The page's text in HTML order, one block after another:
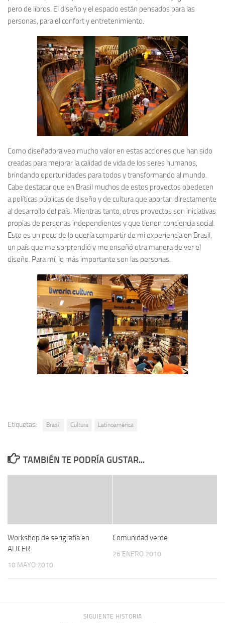
pero de libros. El diseño y el espacio están pensados para las
personas, para el confort y entretenimiento.
Como diseñadora veo mucho valor en estas acciones que han sido
creadas para mejorar la calidad de vida de los seres humanos,
brindando oportunidades para todos y transformando al mundo.
Cabe destacar que en Brasil muchos de estos proyectos obedecen
a políticas públicas de diseño y de cultura que aportan directamente
al desarrollo del país. Mientras tanto, otros proyectos son iniciativas
propias de personas independientes y que tienen conciencia social.
Esto es un poco de lo quería compartir de mi experiencia en Brasil,
un país que me sorprendió y me enseñó otra manera de ver el
diseño. Para mí, lo más importante son las personas.
Etiquetas: Brasil Cultura Latinoamérica
TAMBIÉN TE PODRÍA GUSTAR...
Workshop de serigrafía en
ALICER
10 MAYO 2010
Comunidad verde
26 ENERO 2010
SIGUIENTE HISTORIA